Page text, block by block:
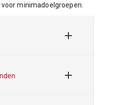
minimadoelgroepen.